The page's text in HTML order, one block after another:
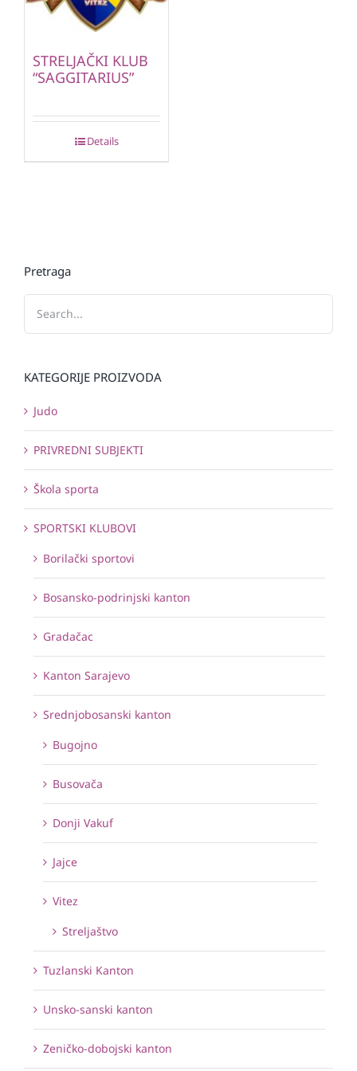
STRELJAČKI KLUB
“SAGGITARIUS”
Details
Pretraga
KATEGORIJE PROIZVODA
Judo
PRIVREDNI SUBJEKTI
Škola sporta
SPORTSKI KLUBOVI
Borilački sportovi
Bosansko-podrinjski kanton
Gradačac
Kanton Sarajevo
Srednjobosanski kanton
Bugojno
Busovača
Donji Vakuf
Jajce
Vitez
Streljaštvo
Tuzlanski Kanton
Unsko-sanski kanton
Zeničko-dobojski kanton